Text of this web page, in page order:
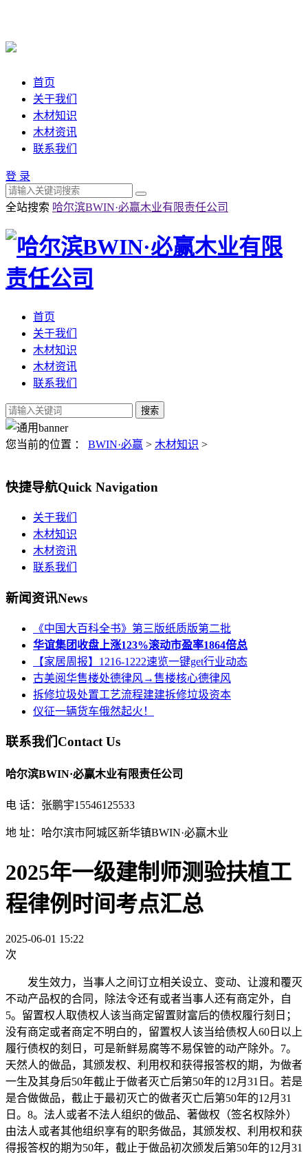
首页
关于我们
木材知识
木材资讯
联系我们
登 录
全站搜索 哈尔滨BWIN·必赢木业有限责任公司
首页
关于我们
木材知识
木材资讯
联系我们
您当前的位置 ： BWIN·必赢 > 木材知识 >
快捷导航Quick Navigation
关于我们
木材知识
木材资讯
联系我们
新闻资讯News
《中国大百科全书》第三版纸质版第二批
华谊集团收盘上涨123%滚动市盈率1864倍总
【家居周报】1216-1222速览一键get行业动态
古美阅华售楼处德律风→售楼核心德律风
拆修垃圾处置工艺流程建建拆修垃圾资本
仪征一辆货车俄然起火！
联系我们Contact Us
哈尔滨BWIN·必赢木业有限责任公司
电 话：张鹏宇15546125533
地 址：哈尔滨市阿城区新华镇BWIN·必赢木业
2025年一级建制师测验扶植工
程律例时间考点汇总
2025-06-01 15:22
次
发生效力，当事人之间订立相关设立、变动、让渡和覆灭
不动产品权的合同，除法令还有或者当事人还有商定外，自
5。留置权人取债权人该当商定留置财富后的债权履行刻日；
没有商定或者商定不明白的，留置权人该当给债权人60日以上
履行债权的刻日，可是新鲜易腐等不易保管的动产除外。7。
天然人的做品，其颁发权、利用权和获得报答权的期，为做者
一生及其身后50年截止于做者灭亡后第50年的12月31日。若是
是合做做品，截止于最初灭亡的做者灭亡后第50年的12月31
日。8。法人或者不法人组织的做品、著做权（签名权除外）
由法人或者其他组织享有的职务做品，其颁发权、利用权和获
得报答权的期为50年，截止于做品初次颁发后第50年的12月31